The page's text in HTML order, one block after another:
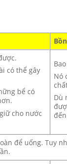
có thể gây
bể có
cho nước
Nó
Dù
để uống. Tuy